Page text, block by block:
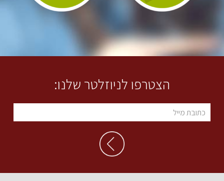
הצטרפו לניוזלטר שלנו: